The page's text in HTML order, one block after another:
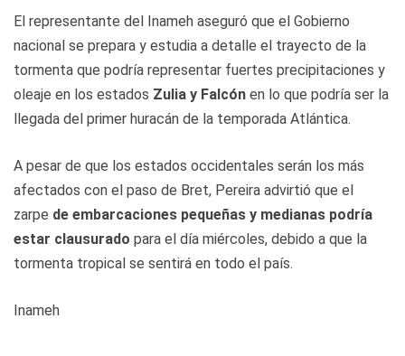
El representante del Inameh aseguró que el Gobierno
nacional se prepara y estudia a detalle el trayecto de la
tormenta que podría representar fuertes precipitaciones y
oleaje en los estados Zulia y Falcón en lo que podría ser la
llegada del primer huracán de la temporada Atlántica.
A pesar de que los estados occidentales serán los más
afectados con el paso de Bret, Pereira advirtió que el
zarpe de embarcaciones pequeñas y medianas podría
estar clausurado para el día miércoles, debido a que la
tormenta tropical se sentirá en todo el país.
Inameh